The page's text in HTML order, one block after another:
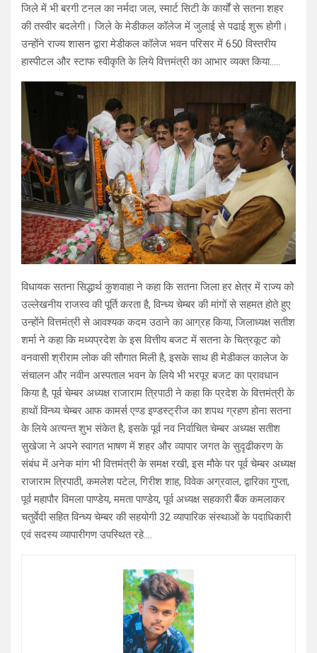
जिले में भी बरगी टनल का नर्मदा जल, स्मार्ट सिटी के कार्यों से सतना शहर
की तस्वीर बदलेगी। जिले के मेडीकल कॉलेज में जुलाई से पढाई शुरू होगी।
उन्होंने राज्य शासन द्वारा मेडीकल कॉलेज भवन परिसर में 650 विस्तरीय
हास्पीटल और स्टाफ स्वीकृति के लिये वित्तमंत्री का आभार व्यक्त किया…..
विधायक सतना सिद्धार्थ कुशवाहा ने कहा कि सतना जिला हर क्षेत्र में राज्य को
उल्लेखनीय राजस्व की पूर्ति करता है, विन्ध्य चेम्बर की मांगों से सहमत होते हुए
उन्होंने वित्तमंत्री से आवश्यक कदम उठाने का आग्रह किया, जिलाध्यक्ष सतीश
शर्मा ने कहा कि मध्यप्रदेश के इस वित्तीय बजट में सतना के चित्रकूट को
वनवासी श्रीराम लोक की सौगात मिली है, इसके साथ ही मेडीकल कालेज के
संचालन और नवीन अस्पताल भवन के लिये भी भरपूर बजट का प्रावधान
किया है, पूर्व चेम्बर अध्यक्ष राजाराम त्रिपाठी ने कहा कि प्रदेश के वित्तमंत्री के
हाथों विन्ध्य चेम्बर आफ कामर्स एण्ड इण्डस्ट्रीज का शपथ ग्रहण होना सतना
के लिये अत्यन्त शुभ संकेत है, इसके पूर्व नव निर्वाचित चेम्बर अध्यक्ष सतीश
सुखेजा ने अपने स्वागत भाषण में शहर और व्यापार जगत के सुदृढीकरण के
संबंध में अनेक मांग भी वित्तमंत्री के समक्ष रखी, इस मौके पर पूर्व चेम्बर अध्यक्ष
राजाराम त्रिपाठी, कमलेश पटेल, गिरीश शाह, विवेक अग्रवाल, द्वारिका गुप्ता,
पूर्व महापौर विमला पाण्डेय, ममता पाण्डेय, पूर्व अध्यक्ष सहकारी बैंक कमलाकर
चतुर्वेदी सहित विन्ध्य चेम्बर की सहयोगी 32 व्यापारिक संस्थाओं के पदाधिकारी
एवं सदस्य व्यापारीगण उपस्थित रहे….